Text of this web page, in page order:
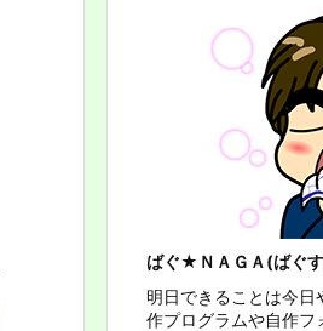
ばぐ★ＮＡＧＡ(ばぐ
明日できることは今日
作プログラムや自作フ